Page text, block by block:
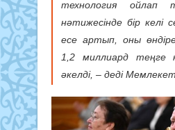
технология ойлап
нәтижесінде бір келі
есе артып, оны
1,2 миллиард теңге
әкелді, – деді